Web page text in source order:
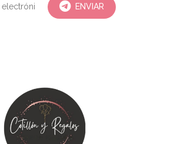
ENVIAR